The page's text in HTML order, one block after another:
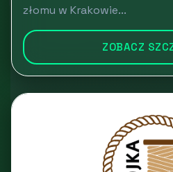
złomu w Krakowie...
ZOBACZ